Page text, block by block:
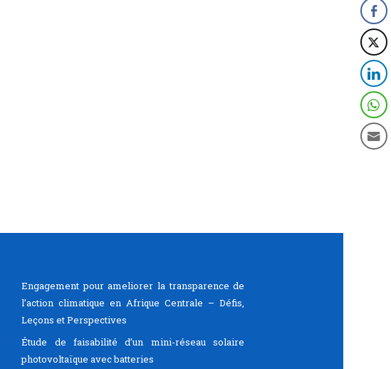
Engagement pour ameliorer la transparence de
l’action climatique en Afrique Centrale – Défis,
Leçons et Perspectives
Étude de faisabilité d’un mini-réseau solaire
photovoltaïque avec batteries